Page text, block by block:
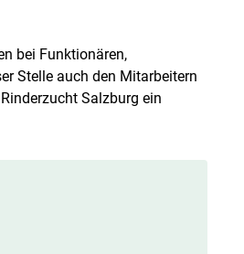
bei Funktionären,
Stelle auch den Mitarbeitern
Salzburg ein